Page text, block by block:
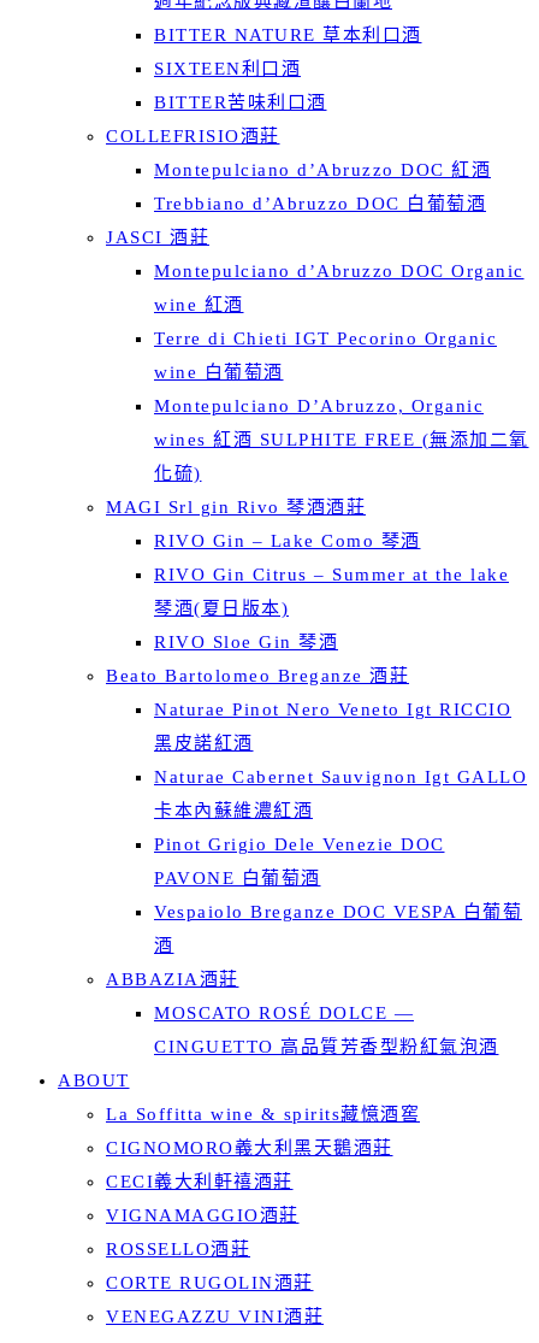
BITTER NATURE 草本利口酒
SIXTEEN利口酒
BITTER苦味利口酒
COLLEFRISIO酒莊
Montepulciano d’Abruzzo DOC 紅酒
Trebbiano d’Abruzzo DOC 白葡萄酒
JASCI 酒莊
Montepulciano d’Abruzzo DOC Organic
wine 紅酒
Terre di Chieti IGT Pecorino Organic
wine 白葡萄酒
Montepulciano D’Abruzzo, Organic
wines 紅酒 SULPHITE FREE (無添加二氧
化硫)
MAGI Srl gin Rivo 琴酒酒莊
RIVO Gin – Lake Como 琴酒
RIVO Gin Citrus – Summer at the lake
琴酒(夏日版本)
RIVO Sloe Gin 琴酒
Beato Bartolomeo Breganze 酒莊
Naturae Pinot Nero Veneto Igt RICCIO
黑皮諾紅酒
Naturae Cabernet Sauvignon Igt GALLO
卡本內蘇維濃紅酒
Pinot Grigio Dele Venezie DOC
PAVONE 白葡萄酒
Vespaiolo Breganze DOC VESPA 白葡萄
酒
ABBAZIA酒莊
MOSCATO ROSÉ DOLCE —
CINGUETTO 高品質芳香型粉紅氣泡酒
ABOUT
La Soffitta wine & spirits藏憶酒窖
CIGNOMORO義大利黑天鵝酒莊
CECI義大利軒禧酒莊
VIGNAMAGGIO酒莊
ROSSELLO酒莊
CORTE RUGOLIN酒莊
VENEGAZZU VINI酒莊